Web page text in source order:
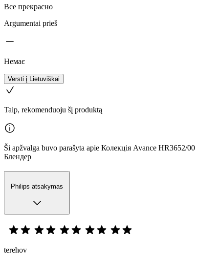
Все прекрасно
Argumentai prieš
Немає
Versti į Lietuviškai
Taip, rekomenduoju šį produktą
Ši apžvalga buvo parašyta apie Колекція Avance HR3652/00
Блендер
Philips atsakymas
terehov